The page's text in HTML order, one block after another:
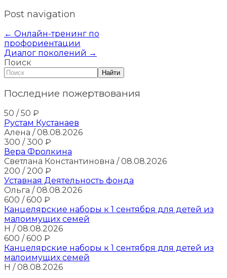
Post navigation
← Онлайн-тренинг по
профориентации
Диалог поколений →
Поиск
Найти
Последние пожертвования
50 / 50 ₽
Рустам Кустанаев
Алена / 08.08.2026
300 / 300 ₽
Вера Фролкина
Светлана Константиновна / 08.08.2026
200 / 200 ₽
Уставная Деятельность фонда
Ольга / 08.08.2026
600 / 600 ₽
Канцелярские наборы к 1 сентября для детей из
малоимущих семей
Н / 08.08.2026
600 / 600 ₽
Канцелярские наборы к 1 сентября для детей из
малоимущих семей
Н / 08.08.2026